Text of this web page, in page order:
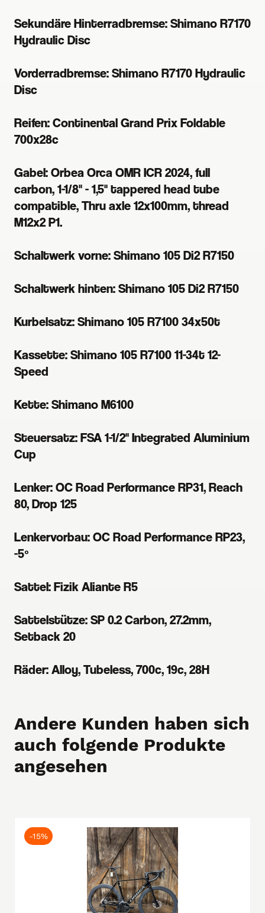
Sekundäre Hinterradbremse: Shimano R7170
Hydraulic Disc
Vorderradbremse: Shimano R7170 Hydraulic
Disc
Reifen: Continental Grand Prix Foldable
700x28c
Gabel: Orbea Orca OMR ICR 2024, full
carbon, 1-1/8" - 1,5" tappered head tube
compatible, Thru axle 12x100mm, thread
M12x2 P1.
Schaltwerk vorne: Shimano 105 Di2 R7150
Schaltwerk hinten: Shimano 105 Di2 R7150
Kurbelsatz: Shimano 105 R7100 34x50t
Kassette: Shimano 105 R7100 11-34t 12-
Speed
Kette: Shimano M6100
Steuersatz: FSA 1-1/2" Integrated Aluminium
Cup
Lenker: OC Road Performance RP31, Reach
80, Drop 125
Lenkervorbau: OC Road Performance RP23,
-5º
Sattel: Fizik Aliante R5
Sattelstütze: SP 0.2 Carbon, 27.2mm,
Setback 20
Räder: Alloy, Tubeless, 700c, 19c, 28H
Andere Kunden haben sich
auch folgende Produkte
angesehen
-15%